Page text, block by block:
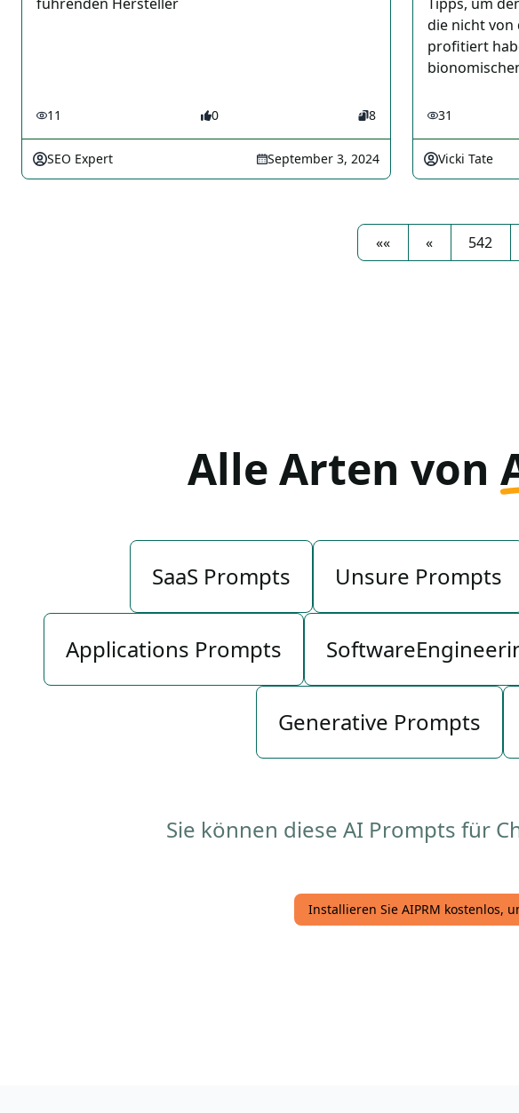
11 0 8
SEO Expert September 3, 2024
die nicht von
profitiert
31
Vicki Tate
«« « 542
Alle Arten von
SaaS Prompts Unsure Prompts
Applications Prompts
Generative Prompts
Sie können diese AI Prompts für
Installieren Sie AIPRM kostenlos,